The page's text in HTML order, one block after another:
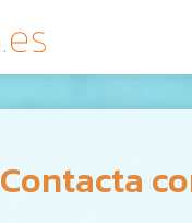
Contacta